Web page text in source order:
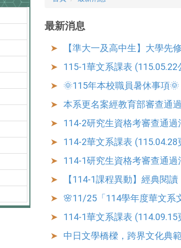
最新消息
【準大一及高中生】大學先
115-1華文系課表 (115.05.22
🌞115年本校職員暑休事項🌞
本系更名案經教育部審查通
114-2研究生資格考審查通過
114-2華文系課表 (115.04.28
114-1研究生資格考審查通過
【114-1課程異動】經典閱
🌸11/25「114學年度華文系
114-1華文系課表 (114.09.15
中日文學橋樑，跨界文化典